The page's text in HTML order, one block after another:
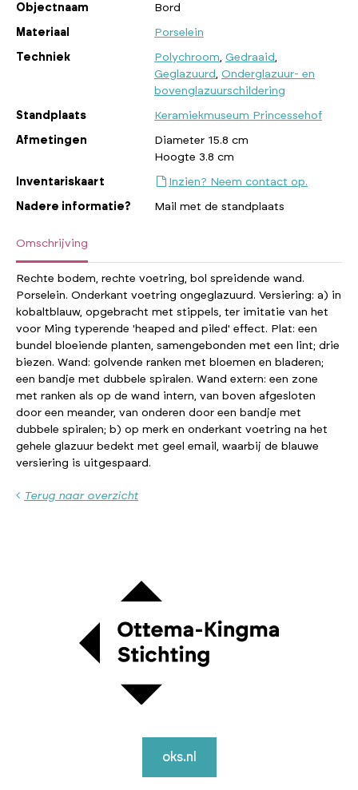
Objectnaam Bord
Materiaal Porselein
Techniek Polychroom Gedraaid
Geglazuurd
Onderglazuur- en
bovenglazuurschildering
Standplaats Keramiekmuseum Princessehof
Afmetingen
Diameter 15.8 cm
Hoogte 3.8 cm
Inventariskaart Inzien? Neem contact op.
Nadere informatie? Mail met de standplaats
Omschrijving
Rechte bodem, rechte voetring, bol spreidende wand.
Porselein. Onderkant voetring ongeglazuurd. Versiering: a) in
kobaltblauw, opgebracht met stippels, ter imitatie van het
voor Ming typerende 'heaped and piled' effect. Plat: een
bundel bloeiende planten, samengebonden met een lint; drie
biezen. Wand: golvende ranken met bloemen en bladeren;
een bandje met dubbele spiralen. Wand extern: een zone
met ranken als op de wand intern, van boven afgesloten
door een meander, van onderen door een bandje met
dubbele spiralen; b) op merk en onderkant voetring na het
gehele glazuur bedekt met geel email, waarbij de blauwe
versiering is uitgespaard.
Terug naar overzicht
oks.nl